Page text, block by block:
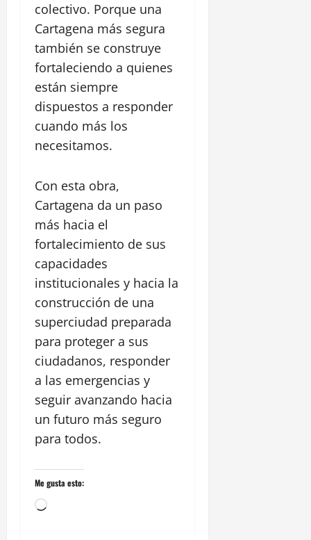
colectivo. Porque una
Cartagena más segura
también se construye
fortaleciendo a quienes
están siempre
dispuestos a responder
cuando más los
necesitamos.
Con esta obra,
Cartagena da un paso
más hacia el
fortalecimiento de sus
capacidades
institucionales y hacia la
construcción de una
superciudad preparada
para proteger a sus
ciudadanos, responder
a las emergencias y
seguir avanzando hacia
un futuro más seguro
para todos.
Me gusta esto:
Cargando...